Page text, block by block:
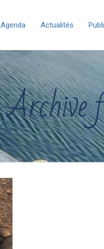
Agenda Actualités
Archive